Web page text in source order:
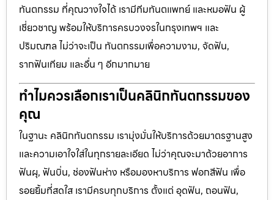
ทันตกรรม ที่คุณวางใจได้ เรามีทีมทันตแพทย์ และหมอฟัน ผู้
เชี่ยวชาญ พร้อมให้บริการครบวงจรในกรุงเทพฯ และ
ปริมณฑล ไม่ว่าจะเป็น ทันตกรรมเพื่อความงาม, จัดฟัน,
รากฟันเทียม และอื่น ๆ อีกมากมาย
ทำไมควรเลือกเราเป็นคลินิกทันตกรรมของ
คุณ
ในฐานะ คลินิกทันตกรรม เรามุ่งมั่นให้บริการด้วยมาตรฐานสูง
และความเอาใจใส่ในทุกรายละเอียด ไม่ว่าคุณจะมาด้วยอาการ
ฟันผุ, ฟันบิ่น, ช่องฟันห่าง หรือมองหาบริการ ฟอกสีฟัน เพื่อ
รอยยิ้มที่สดใส เรามีครบทุกบริการ ตั้งแต่ อุดฟัน, ถอนฟัน,